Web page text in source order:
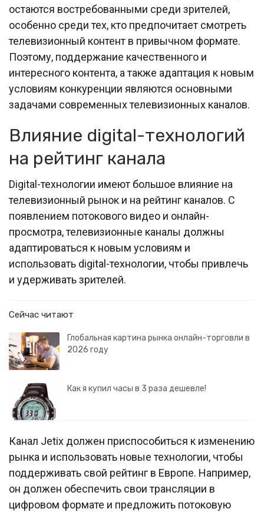
остаются востребованными среди зрителей,
особенно среди тех, кто предпочитает смотреть
телевизионный контент в привычном формате.
Поэтому, поддержание качественного и
интересного контента, а также адаптация к новым
условиям конкуренции являются основными
задачами современных телевизионных каналов.
Влияние digital-технологий
на рейтинг канала
Digital-технологии имеют большое влияние на
телевизионный рынок и на рейтинг каналов. С
появлением потокового видео и онлайн-
просмотра, телевизионные каналы должны
адаптироваться к новым условиям и
использовать digital-технологии, чтобы привлечь
и удерживать зрителей.
Сейчас читают
Глобальная картина рынка онлайн-торговли в
2026 году
Как я купил часы в 3 раза дешевле!
Канал Jetix должен приспособиться к изменению
рынка и использовать новые технологии, чтобы
поддерживать свой рейтинг в Европе. Например,
он должен обеспечить свои трансляции в
цифровом формате и предложить потоковую